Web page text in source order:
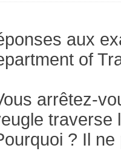
aux
of
arrêtez-
traverse
? Il